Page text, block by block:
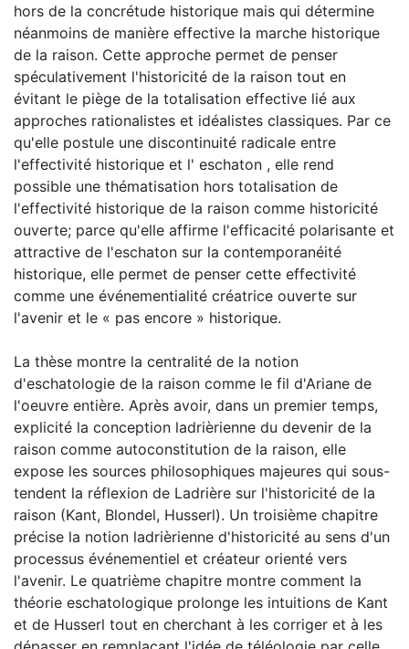
hors de la concrétude historique mais qui détermine
néanmoins de manière effective la marche historique
de la raison. Cette approche permet de penser
spéculativement l'historicité de la raison tout en
évitant le piège de la totalisation effective lié aux
approches rationalistes et idéalistes classiques. Par ce
qu'elle postule une discontinuité radicale entre
l'effectivité historique et l' eschaton , elle rend
possible une thématisation hors totalisation de
l'effectivité historique de la raison comme historicité
ouverte; parce qu'elle affirme l'efficacité polarisante et
attractive de l'eschaton sur la contemporanéité
historique, elle permet de penser cette effectivité
comme une événementialité créatrice ouverte sur
l'avenir et le « pas encore » historique.
La thèse montre la centralité de la notion
d'eschatologie de la raison comme le fil d'Ariane de
l'oeuvre entière. Après avoir, dans un premier temps,
explicité la conception ladrièrienne du devenir de la
raison comme autoconstitution de la raison, elle
expose les sources philosophiques majeures qui sous-
tendent la réflexion de Ladrière sur l'historicité de la
raison (Kant, Blondel, Husserl). Un troisième chapitre
précise la notion ladrièrienne d'historicité au sens d'un
processus événementiel et créateur orienté vers
l'avenir. Le quatrième chapitre montre comment la
théorie eschatologique prolonge les intuitions de Kant
et de Husserl tout en cherchant à les corriger et à les